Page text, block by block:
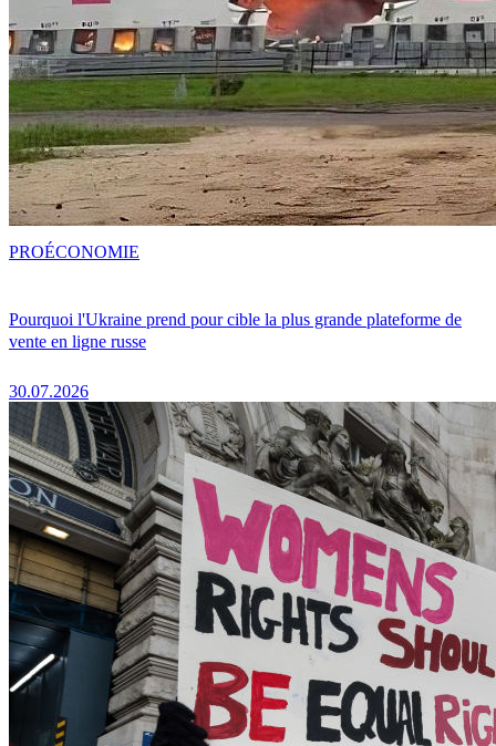
Pourquoi l'Ukraine prend pour cible la plus grande plateforme de
vente en ligne russe
30.07.2026
PROÉCONOMIE